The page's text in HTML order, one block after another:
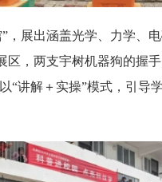
，展出涵盖光学、力学、
区，两支宇树机器狗的握
讲解＋实操”模式，引导